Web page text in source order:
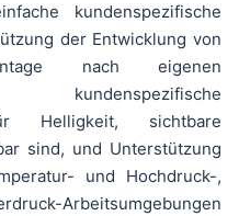
kundenspezifische
der Entwicklung von
nach eigenen
kundenspezifische
Helligkeit, sichtbare
sind, und Unterstützung
und Hochdruck-,
Arbeitsumgebungen